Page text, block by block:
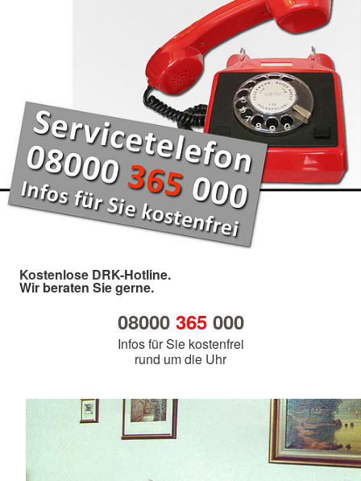
Kostenlose DRK-Hotline.
Wir beraten Sie gerne.
08000 365000
Infos für Sie kostenfrei
rund um die Uhr